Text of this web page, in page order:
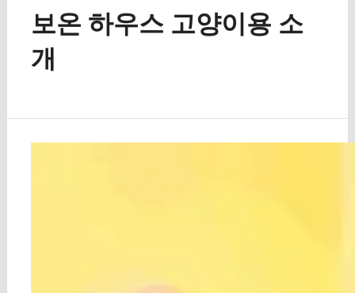
보온 하우스 고양이용 소
개